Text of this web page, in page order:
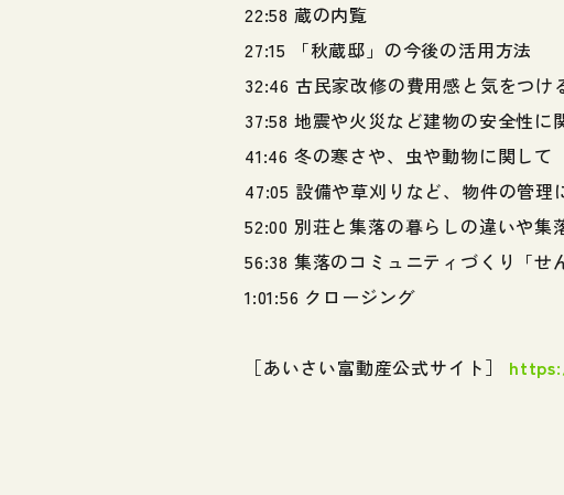
22:58 蔵の内覧
27:15 「秋蔵邸」の今後の活用方法
32:46 古民家改修の費用感と気をつけ
37:58 地震や火災など建物の安全性に
41:46 冬の寒さや、虫や動物に関して
47:05 設備や草刈りなど、物件の管理
52:00 別荘と集落の暮らしの違いや集
56:38 集落のコミュニティづくり「せ
1:01:56 クロージング
［あいさい富動産公式サイト］